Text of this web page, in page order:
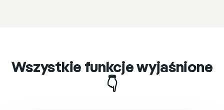
Wszystkie funkcje wyjaśnione
👇